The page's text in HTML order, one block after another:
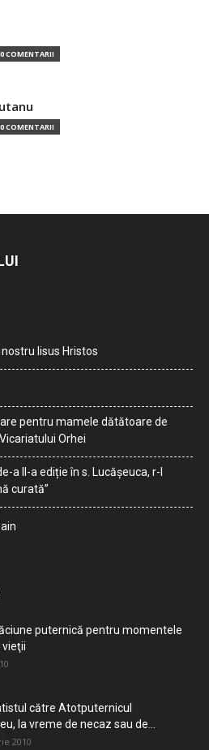
0 COMENTARII
0 COMENTARII
Iisus Hristos
pentru mamele dătătoare de
Orhei
a II-a ediție în s. Lucășeuca, r-l
curată”
puternică pentru momentele
vieţii
către Atotputernicul
la vreme de necaz sau de...
2010